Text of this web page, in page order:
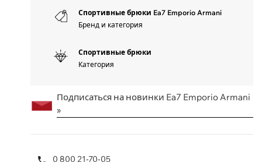
Спортивные брюки Ea7 Emporio Armani
Бренд и категория
Спортивные брюки
Категория
Подписаться на новинки Ea7 Emporio Armani
»
0 800 21-70-05